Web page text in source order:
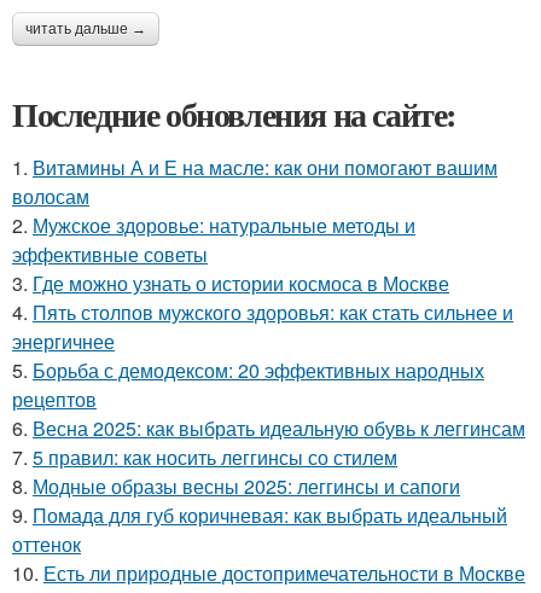
читать дальше →
Последние обновления на сайте:
1. Витамины А и Е на масле: как они помогают вашим
волосам
2. Мужское здоровье: натуральные методы и
эффективные советы
3. Где можно узнать о истории космоса в Москве
4. Пять столпов мужского здоровья: как стать сильнее и
энергичнее
5. Борьба с демодексом: 20 эффективных народных
рецептов
6. Весна 2025: как выбрать идеальную обувь к леггинсам
7. 5 правил: как носить леггинсы со стилем
8. Модные образы весны 2025: леггинсы и сапоги
9. Помада для губ коричневая: как выбрать идеальный
оттенок
10. Есть ли природные достопримечательности в Москве